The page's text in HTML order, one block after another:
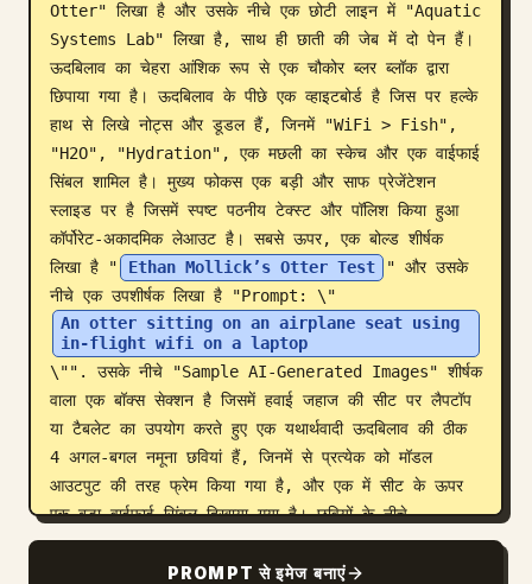
Otter" लिखा है और उसके नीचे एक छोटी लाइन में "Aquatic
Systems Lab" लिखा है, साथ ही छाती की जेब में दो पेन हैं।
ऊदबिलाव का चेहरा आंशिक रूप से एक चौकोर ब्लर ब्लॉक द्वारा
छिपाया गया है। ऊदबिलाव के पीछे एक व्हाइटबोर्ड है जिस पर हल्के
हाथ से लिखे नोट्स और डूडल हैं, जिनमें "WiFi > Fish",
"H2O", "Hydration", एक मछली का स्केच और एक वाईफाई
सिंबल शामिल है। मुख्य फोकस एक बड़ी और साफ प्रेजेंटेशन
स्लाइड पर है जिसमें स्पष्ट पठनीय टेक्स्ट और पॉलिश किया हुआ
कॉर्पोरेट-अकादमिक लेआउट है। सबसे ऊपर, एक बोल्ड शीर्षक
लिखा है "
Ethan Mollick’s Otter Test
" और उसके
नीचे एक उपशीर्षक लिखा है "Prompt: \"
An otter sitting on an airplane seat using
in-flight wifi on a laptop
\"". उसके नीचे "Sample AI-Generated Images" शीर्षक
वाला एक बॉक्स सेक्शन है जिसमें हवाई जहाज की सीट पर लैपटॉप
या टैबलेट का उपयोग करते हुए एक यथार्थवादी ऊदबिलाव की ठीक
4 अगल-बगल नमूना छवियां हैं, जिनमें से प्रत्येक को मॉडल
आउटपुट की तरह फ्रेम किया गया है, और एक में सीट के ऊपर
एक बड़ा वाईफाई सिंबल दिखाया गया है। छवियों के नीचे
"Performance Results (Pass = otter, airplane
seat, in-flight wifi, laptop/tablet)" लेबल वाला
PROMPT से इमेज बनाएं